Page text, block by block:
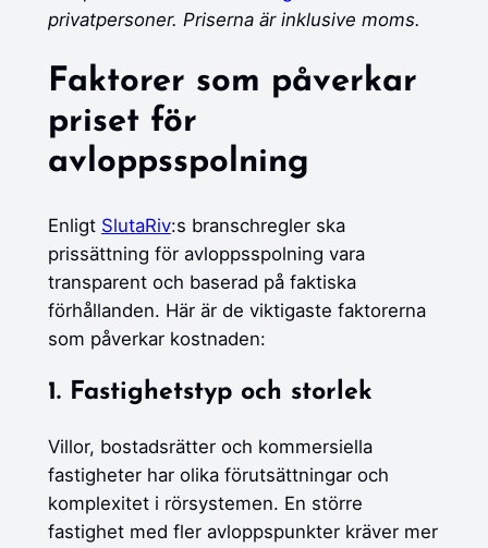
privatpersoner. Priserna är inklusive moms.
Faktorer som påverkar
priset för
avloppsspolning
Enligt SlutaRiv:s branschregler ska
prissättning för avloppsspolning vara
transparent och baserad på faktiska
förhållanden. Här är de viktigaste faktorerna
som påverkar kostnaden:
1. Fastighetstyp och storlek
Villor, bostadsrätter och kommersiella
fastigheter har olika förutsättningar och
komplexitet i rörsystemen. En större
fastighet med fler avloppspunkter kräver mer